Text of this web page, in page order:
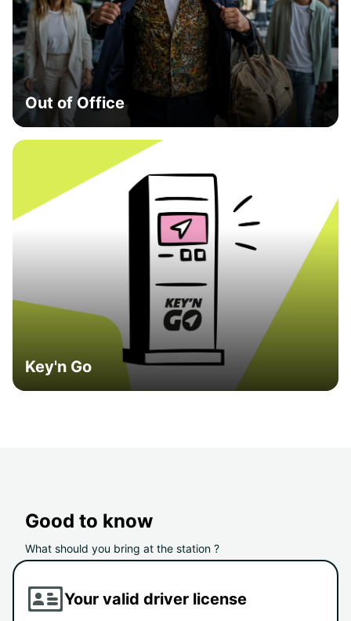
Out of Office
Key'n Go
Good to know
What should you bring at the station ?
Your valid driver license